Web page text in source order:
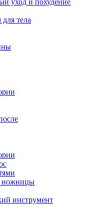
уход и похудение
тела
ножницы
инструмент